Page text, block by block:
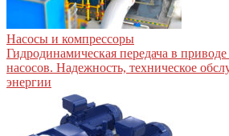
Насосы и компрессоры
Гидродинамическая передача в
насосов. Надежность, техническое
энергии